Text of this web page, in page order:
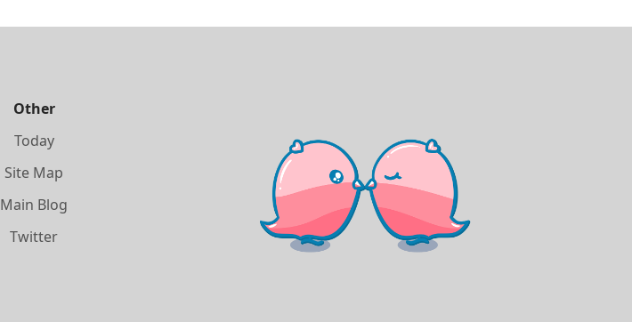
Other
Today
Site Map
Main Blog
Twitter